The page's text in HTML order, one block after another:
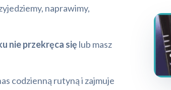
naprawimy,
nie przekręca się lub masz
codzienną rutyną i zajmuje